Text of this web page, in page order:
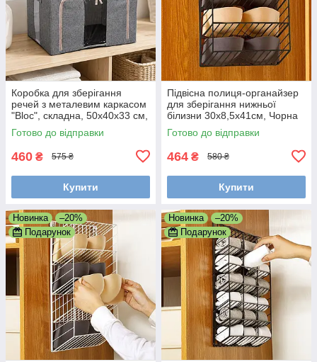
Коробка для зберігання
речей з металевим каркасом
"Bloc", складна, 50x40x33 см,
Сірий (Органайзер для
одягу)
Готово до відправки
460 ₴ 575 ₴
Купити
Підвісна полиця-органайзер
для зберігання нижньої
білизни 30x8,5x41см, Чорна
Готово до відправки
464 ₴ 580 ₴
Купити
Новинка
–20%
Подарунок
Новинка
–20%
Подарунок